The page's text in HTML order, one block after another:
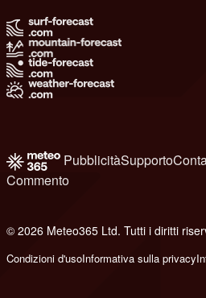
PubblicitàSupporto
Commento
© 2026 Meteo365 Ltd. Tutti i diritti
Condizioni d'usoInformativa sulla privacy